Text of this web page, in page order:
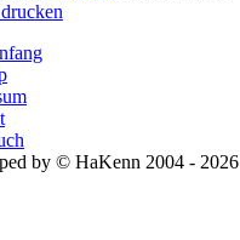
by © HaKenn 2004 - 2026